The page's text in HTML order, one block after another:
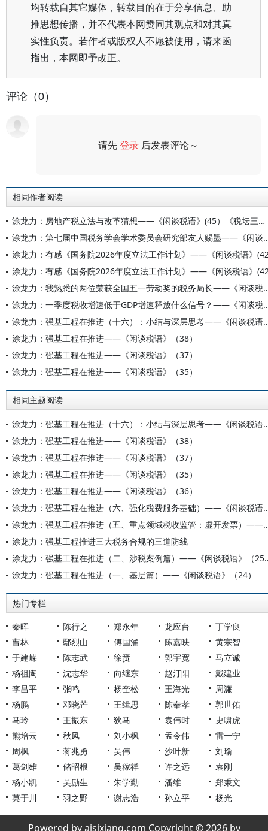
均转载自其它媒体，转载目的在于分享信息、助
推思想传播，并不代表本网赞同其观点和对其真
实性负责。若作者或版权人不愿被使用，请来函
指出，本网即予改正。
评论（0）
请先登录 后发表评论～
相同作者阅读
涂龙力：房地产税立法与改革猜想——《闲谈税语》(45）《税坛三步曲》（三）
涂龙力：第七届中国税务学会学术委员会研
涂龙力：有感《国务院2026年度立法工作计划》——《闲谈税语》
涂龙力：有感《国务院2026年度立法工作计划》——《闲谈税语》
涂龙力：我熟悉的两位荣获全
涂龙力：一季度税收增速低于
涂龙力：强基工程在推进（十
涂龙力：强基工程在推进——《闲谈税语》（38）
涂龙力：强基工程在推进——《闲谈税语》（37）
涂龙力：强基工程在推进——《闲谈税语》（35）
相同主题阅读
涂龙力：强基工程在推进（十
涂龙力：强基工程在推进——《闲谈税语》（38）
涂龙力：强基工程在推进——《闲谈税语》（37）
涂龙力：强基工程在推进——《闲谈税语》（35）
涂龙力：强基工程在推进——《闲谈税语》（36）
涂龙力：强基工程在推进（六
涂龙力：强基工程在推进（五、重
涂龙力：强基工程推进三大税务合规的三道防线
涂龙力：强基工程
涂龙力：强基工程在推进（一、基层篇）——《闲谈税语》（24）
热门专栏
秦晖 陈行之 郑永年 龙应台
丁学良
曹林
鄢烈山 傅国涌 陈嘉映
黄宗智
于建嵘
陈志武 徐贲 郭宇宽
马立诚
杨祖陶
沈志华 向继东 赵汀阳
戴建业
李昌平
张鸣 杨奎松 王海光
周濂
杨鹏
邓晓芒 王缉思 陈奉孝
郭世佑
马玲
王振东 狄马 袁伟时
史啸虎
熊培云
秋风 刘小枫 孟令伟
雷一宁
周枫
蒋兆勇 吴伟 沙叶新
刘瑜
葛剑雄
储昭根 吴稼祥 许之远
袁刚
杨小凯
吴励生 朱学勤 潘维
郑秉文
莫于川
羽之野 谢志浩 孙立平 杨光
Powered by aisixiang.com Copyright © 2026 by